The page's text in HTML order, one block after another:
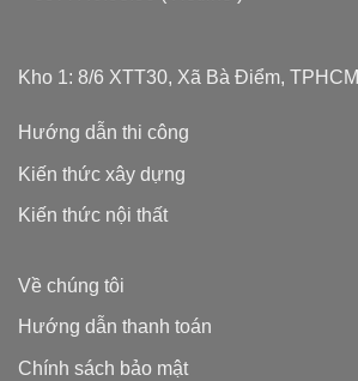
Kho 1: 8/6 XTT30, Xã Bà Điểm, TPHCM
Hướng dẫn thi công
Kiến thức xây dựng
Kiến thức nội thất
Về chúng tôi
Hướng dẫn thanh toán
Chính sách bảo mật